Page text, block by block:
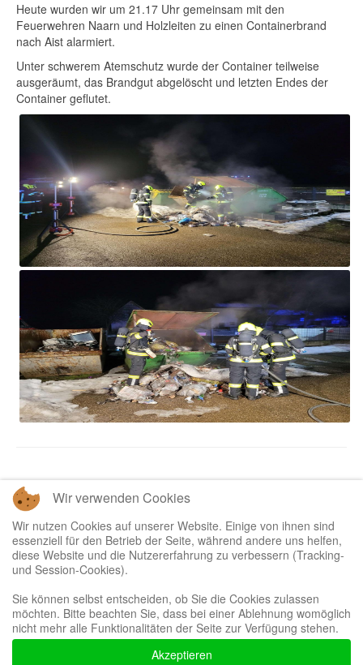
Heute wurden wir um 21.17 Uhr gemeinsam mit den
Feuerwehren Naarn und Holzleiten zu einen Containerbrand
nach Aist alarmiert.
Unter schwerem Atemschutz wurde der Container teilweise
ausgeräumt, das Brandgut abgelöscht und letzten Endes der
Container geflutet.
Zurück
Bootstrapis a front-end framework of Twitter, Inc. Code licensed underMIT
License.
font licensed underSIL OFL 1.1
Wir verwenden Cookies
Wir nutzen Cookies auf unserer Website. Einige von ihnen sind
essenziell für den Betrieb der Seite, während andere uns helfen,
diese Website und die Nutzererfahrung zu verbessern (Tracking-
und Session-Cookies).
Sie können selbst entscheiden, ob Sie die Cookies zulassen
möchten. Bitte beachten Sie, dass bei einer Ablehnung womöglich
nicht mehr alle Funktionalitäten der Seite zur Verfügung stehen.
Akzeptieren